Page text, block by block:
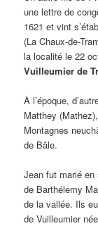
une lettre de
1621 et vint
(La Chaux-de-
la localité le 22
Vuilleumier de
À l’époque,
Matthey
Montagnes
de Bâle.
Jean fut marié
de Barthélemy
de la vallée. Ils
de Vuilleumier